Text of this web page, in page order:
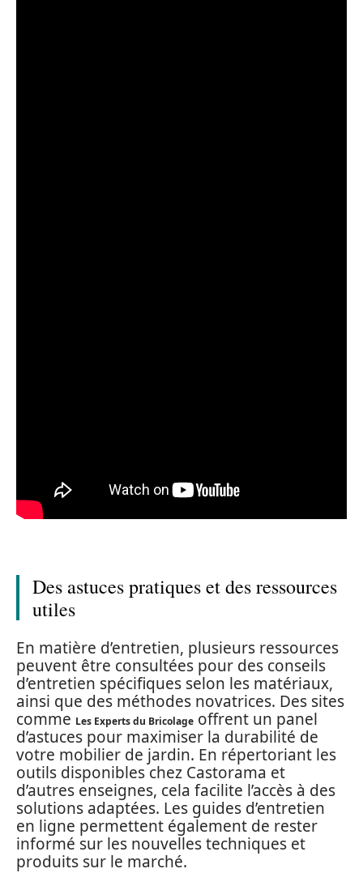
Des astuces pratiques et des ressources
utiles
En matière d’entretien, plusieurs ressources
peuvent être consultées pour des conseils
d’entretien spécifiques selon les matériaux,
ainsi que des méthodes novatrices. Des sites
comme Les Experts du Bricolage offrent un panel
d’astuces pour maximiser la durabilité de
votre mobilier de jardin. En répertoriant les
outils disponibles chez Castorama et
d’autres enseignes, cela facilite l’accès à des
solutions adaptées. Les guides d’entretien
en ligne permettent également de rester
informé sur les nouvelles techniques et
produits sur le marché.